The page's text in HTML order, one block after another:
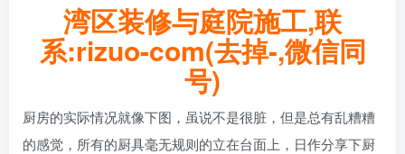
湾区装修与庭院施工,联
系:rizuo-com(去掉-,微信同
号)
厨房的实际情况就像下图，虽说不是很脏，但是总有乱糟糟
的感觉，所有的厨具毫无规则的立在台面上，日作分享下厨